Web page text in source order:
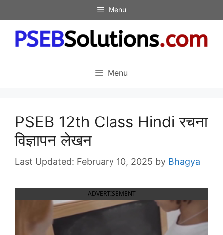
to
content
Menu
Menu
PSEB 12th Class Hindi रचना
विज्ञापन लेखन
February 10, 2025 by Bhagya
ADVERTISEMENT